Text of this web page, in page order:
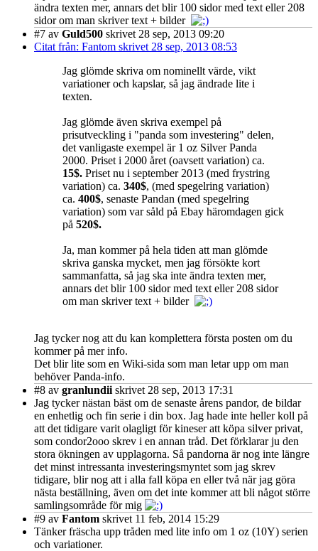
ändra texten mer, annars det blir 100 sidor med text eller 208
sidor om man skriver text + bilder
#7 av Guld500 skrivet 28 sep, 2013 09:20
Citat från: Fantom skrivet 28 sep, 2013 08:53
Jag glömde skriva om nominellt värde, vikt
variationer och kapslar, så jag ändrade lite i
texten.
Jag glömde även skriva exempel på
prisutveckling i "panda som investering" delen,
det vanligaste exempel är 1 oz Silver Panda
2000. Priset i 2000 året (oavsett variation) ca.
15$. Priset nu i september 2013 (med frystring
variation) ca. 340$, (med spegelring variation)
ca. 400$, senaste Pandan (med spegelring
variation) som var såld på Ebay häromdagen gick
på 520$.
Ja, man kommer på hela tiden att man glömde
skriva ganska mycket, men jag försökte kort
sammanfatta, så jag ska inte ändra texten mer,
annars det blir 100 sidor med text eller 208 sidor
om man skriver text + bilder
Jag tycker nog att du kan komplettera första posten om du
kommer på mer info.
Det blir lite som en Wiki-sida som man letar upp om man
behöver Panda-info.
#8 av granlundii skrivet 28 sep, 2013 17:31
Jag tycker nästan bäst om de senaste årens pandor, de bildar
en enhetlig och fin serie i din box. Jag hade inte heller koll på
att det tidigare varit olagligt för kineser att köpa silver privat,
som condor2ooo skrev i en annan tråd. Det förklarar ju den
stora ökningen av upplagorna. Så pandorna är nog inte längre
det minst intressanta investeringsmyntet som jag skrev
tidigare, blir nog att i alla fall köpa en eller två när jag göra
nästa beställning, även om det inte kommer att bli något större
samlingsområde för mig
#9 av Fantom skrivet 11 feb, 2014 15:29
Tänker fräscha upp tråden med lite info om 1 oz (10Y) serien
och variationer.